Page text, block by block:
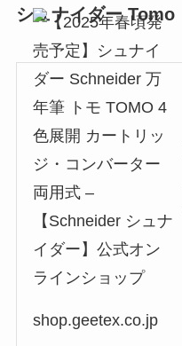
シュナイダー Tomo
shop.geetex.co.jp